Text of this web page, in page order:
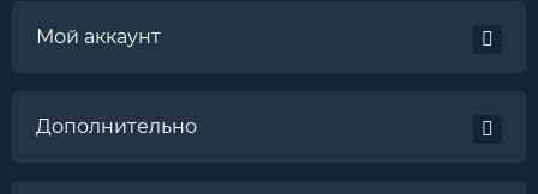
Мой аккаунт
Дополнительно